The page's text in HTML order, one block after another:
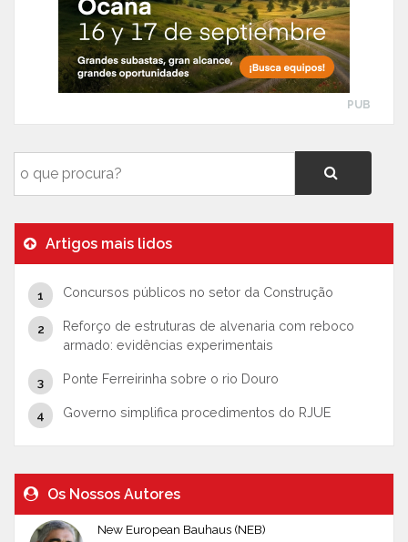
PUB
Artigos mais lidos
Concursos públicos no setor da Construção
Reforço de estruturas de alvenaria com reboco
armado: evidências experimentais
Ponte Ferreirinha sobre o rio Douro
Governo simplifica procedimentos do RJUE
Os Nossos Autores
New European Bauhaus (NEB)